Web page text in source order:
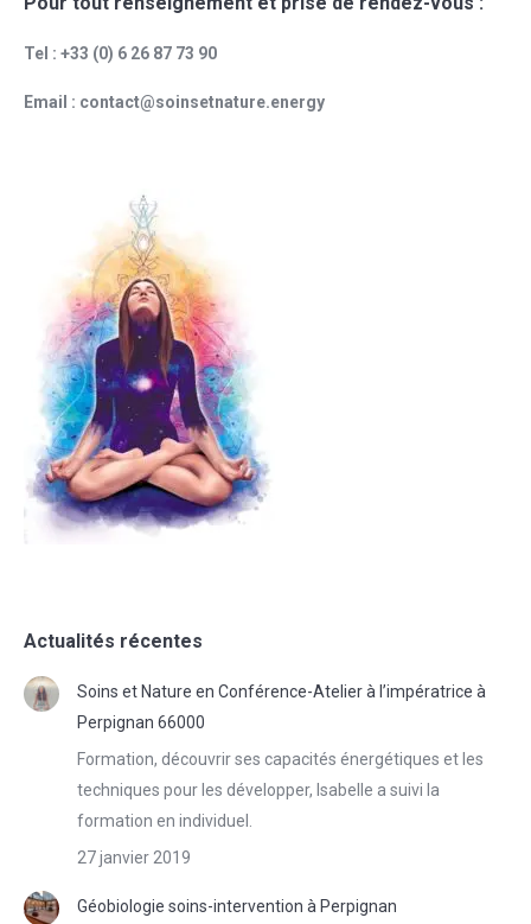
Tel : +33 (0) 6 26 87 73 90
Email : contact@soinsetnature.energy
Actualités récentes
Soins et Nature en Conférence-Atelier à l’impératrice à
Perpignan 66000
Formation, découvrir ses capacités énergétiques et les
techniques pour les développer, Isabelle a suivi la
formation en individuel.
27 janvier 2019
Géobiologie soins-intervention à Perpignan